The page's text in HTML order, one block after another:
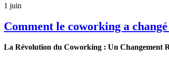
1 juin
Comment le coworking a
La Révolution du Coworking : Un Changement